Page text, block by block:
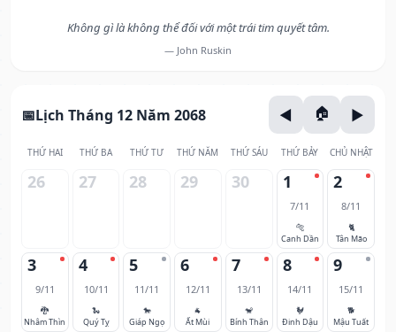
Không gì là không thể đối với một trái tim quyết tâm.
— John Ruskin
Lịch Tháng 12 Năm 2068
THỨ HAI THỨ BA THỨ TƯ THỨ NĂM THỨ SÁU THỨ BẢY CHỦ NHẬT
26 27 28 29 30 1
7/11
🐅
Canh Dần
2
8/11
🐈
Tân Mão
3
9/11
🐉
Nhâm Thìn
4
10/11
🐍
Quý Tỵ
5
11/11
🐎
Giáp Ngọ
6
12/11
🐐
Ất Mùi
7
13/11
🐒
Bính Thân
8
14/11
🐓
Đinh Dậu
9
15/11
🐕
Mậu Tuất